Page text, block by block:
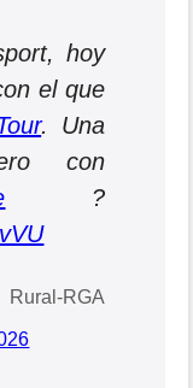
hoy
el que
. Una
con
?
RGA